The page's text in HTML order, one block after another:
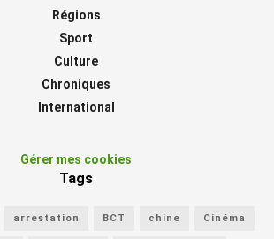
Régions
Sport
Culture
Chroniques
International
Gérer mes cookies
Tags
arrestation BCT chine Cinéma